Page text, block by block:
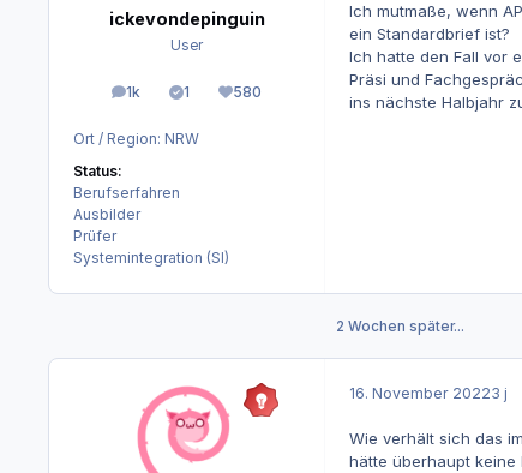
ickevondepinguin
User
1k
Beiträge1
Lösungen580
Reputation
Ort / Region: NRW
Status:
Berufserfahren
Ausbilder
Prüfer
Systemintegration (SI)
Ich mutmaße, wenn
ein Standardbrief ist?
Ich hatte den Fall vor
Präsi und
ins nächste Halbjahr
2 Wochen später...
16. November 20223 j
Wie verhält sich das
hätte überhaupt keine